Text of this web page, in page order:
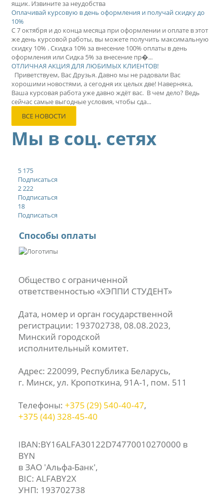
ящик. Извините за неудобства
Оплачивай курсовую в день оформления и получай скидку до
10%
С 7 октября и до конца месяца при оформлении и оплате в этот
же день курсовой работы, вы можете получить максимальную
скидку 10% . Скидка 10% за внесение 100% оплаты в день
оформления или Сидка 5% за внесение пр�...
ОТЛИЧНАЯ АКЦИЯ ДЛЯ ЛЮБИМЫХ КЛИЕНТОВ!
Приветствуем, Вас Друзья. Давно мы не радовали Вас
хорошими новостями, а сегодня их целых две! Наверняка,
Ваша курсовая работа уже давно ждёт вас. В чем дело? Ведь
сейчас самые выгодные условия, чтобы сда...
ВСЕ НОВОСТИ
Мы в соц. сетях
5 175
Подписаться
2 222
Подписаться
18
Подписаться
Способы оплаты
Общество с ограниченной
ответственностью «ХЭППИ СТУДЕНТ»
Дата, номер и орган государственной
регистрации: 193702738, 08.08.2023,
Минский городской
исполнительный комитет.
Адрес: 220099, Республика Беларусь,
г. Минск, ул. Кропоткина, 91А-1, пом. 511
Телефоны: +375 (29) 540‑40‑47,
+375 (44) 328‑45‑40
IBAN:BY16ALFA30122D74770010270000 в
BYN
в ЗАО 'Альфа-Банк',
BIC: ALFABY2X
УНП: 193702738